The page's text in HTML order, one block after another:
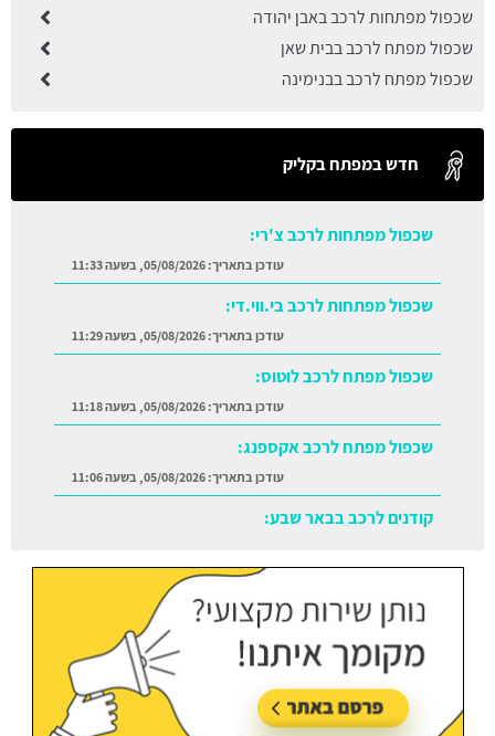
שכפול מפתחות לרכב באבן יהודה
שכפול מפתח לרכב בבית שאן
שכפול מפתח לרכב בבנימינה
חדש במפתח בקליק
שכפול מפתחות לרכב צ'רי:
עודכן בתאריך:05/08/2026, בשעה 11:33
שכפול מפתחות לרכב בי.ווי.די:
עודכן בתאריך:05/08/2026, בשעה 11:29
שכפול מפתח לרכב לוטוס:
עודכן בתאריך:05/08/2026, בשעה 11:18
שכפול מפתח לרכב אקספנג:
עודכן בתאריך:05/08/2026, בשעה 11:06
קודנים לרכב בבאר שבע: